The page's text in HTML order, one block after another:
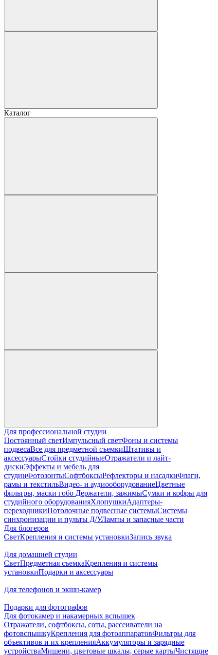
Каталог
Для профессиональной студии
Постоянный светИмпульсный светФоны и системы
подвесаВсе для предметной съемкиШтативы и
аксессуарыСтойки студийныеОтражатели и лайт-
дискиЭффекты и мебель для
студииФотозонтыСофтбоксыРефлекторы и насадкиФлаги,
рамы и текстильВидео- и аудиооборудованиеЦветные
фильтры, маски гобо Держатели, зажимыСумки и кофры для
студийного оборудованияХлопушкиАдаптеры-
переходникиПотолочные подвесные системыСистемы
синхронизации и пульты Д/УЛампы и запасные части
Для блогеров
СветКрепления и системы установкиЗапись звука
Для домашней студии
СветПредметная съемкаКрепления и системы
установкиПодарки и аксессуары
Для телефонов и экшн-камер
Подарки для фотографов
Для фотокамер и накамерных вспышек
Отражатели, софтбоксы, соты, рассеиватели на
фотовспышкуКрепления для фотоаппаратовФильтры для
объективов и их крепленияАккумуляторы и зарядные
устройстваМишени, цветовые шкалы, серые картыЧистящие